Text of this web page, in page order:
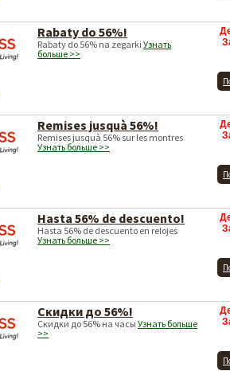
Rabaty do 56%!
Rabaty do 56% na zegarki Узнать
больше >>
Remises jusquà 56%!
Remises jusquà 56% sur les montres
Узнать больше >>
Hasta 56% de descuento!
Hasta 56% de descuento en relojes
Узнать больше >>
Скидки до 56%!
Скидки до 56% на часы Узнать больше
>>